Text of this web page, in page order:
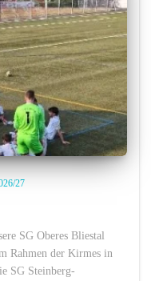
27
SG Oberes Bliestal
Rahmen der Kirmes in
SG Steinberg-